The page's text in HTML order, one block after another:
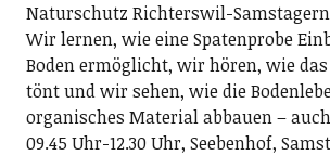
Naturschutz Richterswil-Samstagern
Wir lernen, wie eine Spatenprobe
Boden ermöglicht, wir hören, wie das
tönt und wir sehen, wie die
organisches Material abbauen –
09.45 Uhr-12.30 Uhr, Seebenhof,